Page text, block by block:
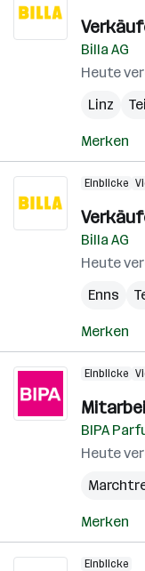
Billa AG
Heute
Linz
Merken
Einblicke
Billa AG
Heute
Enns
Merken
Einblicke
BIPA
Heute
Merken
Einblicke